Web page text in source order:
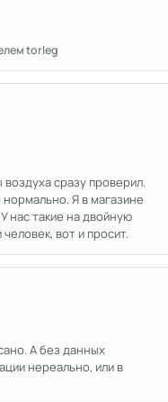
torleg
сразу проверил.
Я в магазине
нас такие на двойную
вот и просит.
А без данных
нереально, или в